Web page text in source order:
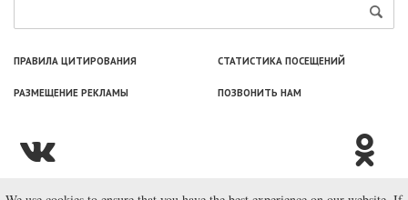
ПРАВИЛА ЦИТИРОВАНИЯ СТАТИСТИКА ПОСЕЩЕНИЙ
РАЗМЕЩЕНИЕ РЕКЛАМЫ ПОЗВОНИТЬ НАМ